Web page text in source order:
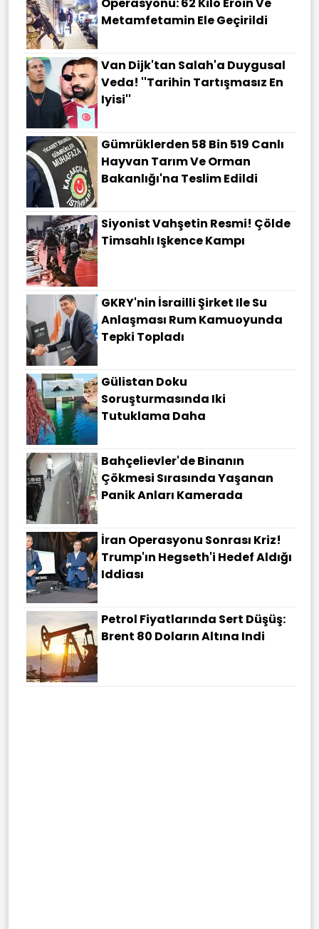
Operasyonu: 62 Kilo Eroin Ve
Metamfetamin Ele Geçirildi
Van Dijk'tan Salah'a Duygusal
Veda! ''Tarihin Tartışmasız En
Iyisi''
Gümrüklerden 58 Bin 519 Canlı
Hayvan Tarım Ve Orman
Bakanlığı'na Teslim Edildi
Siyonist Vahşetin Resmi! Çölde
Timsahlı Işkence Kampı
GKRY'nin İsrailli Şirket Ile Su
Anlaşması Rum Kamuoyunda
Tepki Topladı
Gülistan Doku
Soruşturmasında Iki
Tutuklama Daha
Bahçelievler'de Binanın
Çökmesi Sırasında Yaşanan
Panik Anları Kamerada
İran Operasyonu Sonrası Kriz!
Trump'ın Hegseth'i Hedef Aldığı
Iddiası
Petrol Fiyatlarında Sert Düşüş:
Brent 80 Doların Altına Indi